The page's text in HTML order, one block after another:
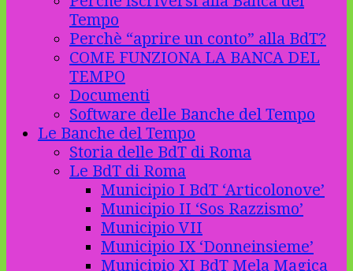
Tempo
Perchè “aprire un conto” alla BdT?
COME FUNZIONA LA BANCA DEL
TEMPO
Documenti
Software delle Banche del Tempo
Le Banche del Tempo
Storia delle BdT di Roma
Le BdT di Roma
Municipio I BdT ‘Articolonove’
Municipio II ‘Sos Razzismo’
Municipio VII
Municipio IX ‘Donneinsieme’
Municipio XI BdT Mela Magica